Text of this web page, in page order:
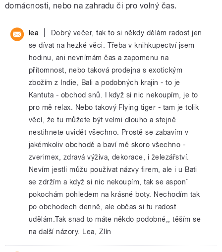
domácnosti, nebo na zahradu či pro volný čas.
lea
Dobrý večer, tak to si někdy dělám radost jen
se dívat na hezké věci. Třeba v knihkupectví jsem
hodinu, ani nevnímám čas a zapomenu na
přítomnost, nebo taková prodejna s exotickým
zbožím z Indie, Bali a podobných krajin - to je
Kantuta - obchod snů. I když si nic nekoupím, je to
pro mě relax. Nebo takový Flying tiger - tam je tolik
věcí, že tu můžete být velmi dlouho a stejně
nestihnete uvidět všechno. Prostě se zabavím v
jakémkoliv obchodě a baví mě skoro všechno -
zverimex, zdravá výživa, dekorace, i železářství.
Nevím jestli můžu používat názvy firem, ale i u Bati
se zdržím a když si nic nekoupím, tak se asponˇ
pokochám pohledem na krásné boty. Nechodím tak
po obchodech denně, ale občas si tu radost
udělám.Tak snad to máte někdo podobné,, těším se
na další názory. Lea, Zlín